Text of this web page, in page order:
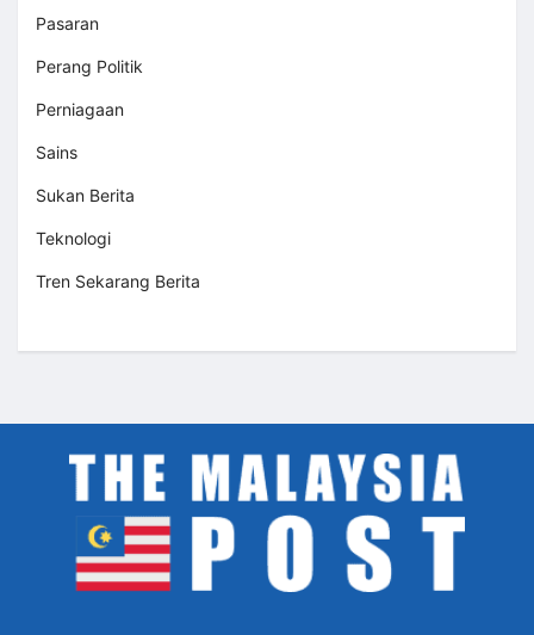
Pasaran
Perang Politik
Perniagaan
Sains
Sukan Berita
Teknologi
Tren Sekarang Berita